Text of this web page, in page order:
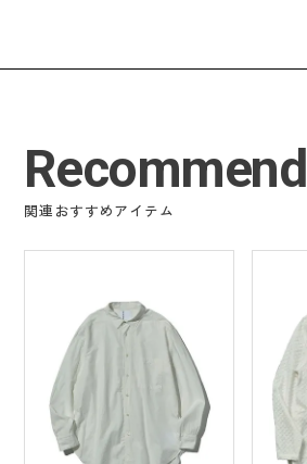
Recommend
関連おすすめアイテム